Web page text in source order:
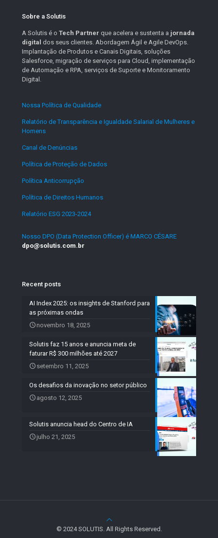
Sobre a Solutis
A Solutis é o Tech Partner que acelera e sustenta a jornada
digital dos seus clientes. Abordagem Ágil e Agile DevOps.
Implantação de Produtos e Canais Digitais, soluções
Salesforce, migração de serviços para Cloud, implementação
de Automação e RPA, serviços de Suporte e Monitoramento
Digital.
Nossa Política de Qualidade
Relatório de Transparência e Igualdade Salarial de Mulheres e
Homens
Canal de Denúncias
Política de Proteção de Dados
Política Anticorrupção
Política de Direitos Humanos
Relatório ESG 2023-2024.
Nosso DPO (Data Protection Officer) é MARCO CÉSARE
dpo@solutis.com.br
Recent posts
AI Index 2025: os insights de Stanford para
as próximas ondas
novembro 18, 2025
Solutis faz 15 anos e anuncia meta de
faturar R$ 300 milhões até 2027
setembro 11, 2025
Os desafios da inovação no setor público
agosto 12, 2025
Solutis anuncia head do Centro de IA
julho 21, 2025
© 2024 SOLUTIS. All Rights Reserved.